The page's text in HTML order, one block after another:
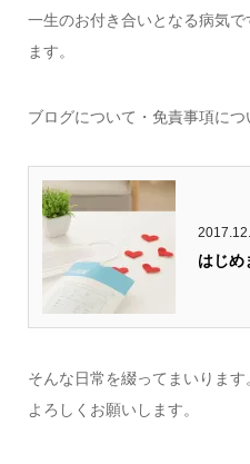
一生のお付き合いとなる病気
ます。
ブログについて・免責事項につ
はじめ
そんな日常を綴ってまいります
よろしくお願いします。